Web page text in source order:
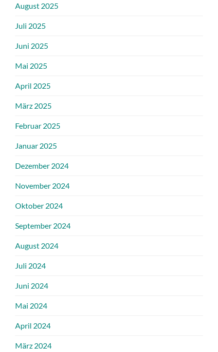
August 2025
Juli 2025
Juni 2025
Mai 2025
April 2025
März 2025
Februar 2025
Januar 2025
Dezember 2024
November 2024
Oktober 2024
September 2024
August 2024
Juli 2024
Juni 2024
Mai 2024
April 2024
März 2024